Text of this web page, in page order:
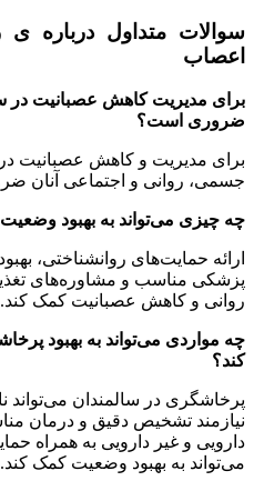
سوالات متداول درباره
اعصاب
برای مدیریت کاهش عصبانیت در
ضروری است؟
برای مدیریت و کاهش عصبانیت
جسمی، روانی و اجتماعی آنان
چه چیزی می‌تواند به بهبود
ارائه حمایت‌های روانشناختی،
پزشکی مناسب و مشاوره‌های
روانی و کاهش عصبانیت کمک کند.
چه مواردی می‌تواند به بهبود
کند؟
پرخاشگری در سالمندان می‌تواند
نیازمند تشخیص دقیق و درمان
دارویی و غیر دارویی به همراه
می‌تواند به بهبود وضعیت کمک کند.